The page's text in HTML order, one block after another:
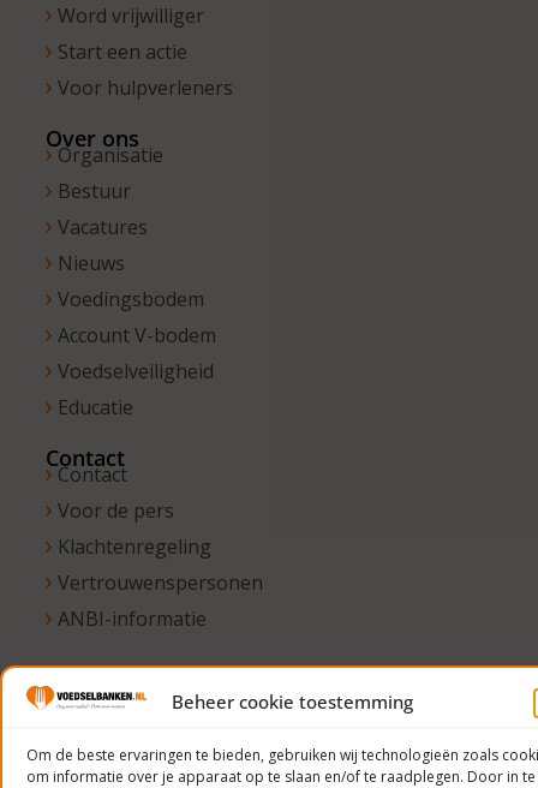
Beheer cookie toestemming
Om de beste ervaringen te bieden, gebruiken wij technologieën zoals
om informatie over je apparaat op te slaan en/of te raadplegen. Door in te
Word vrijwilliger
Start een actie
Voor hulpverleners
Over ons
Organisatie
Bestuur
Vacatures
Nieuws
Voedingsbodem
Account V-bodem
Voedselveiligheid
Educatie
Contact
Contact
Voor de pers
Klachtenregeling
Vertrouwenspersonen
ANBI-informatie
Voedselbanken